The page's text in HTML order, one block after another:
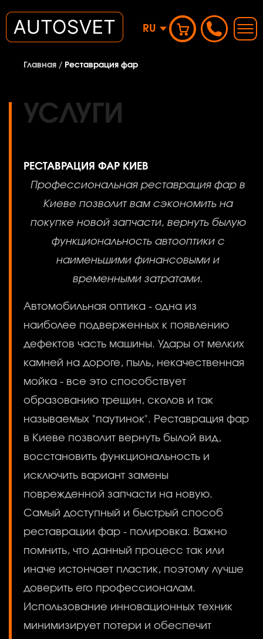
RU
Главная / Реставрация фар
УСЛУГИ
РЕСТАВРАЦИЯ ФАР КИЕВ
Профессиональная реставрация фар в
Киеве позволит вам сэкономить на
покупке новой запчасти, вернуть былую
функциональность автооптики с
наименьшими финансовыми и
временными затратами.
Автомобильная оптика - одна из
наиболее подверженных к появлению
дефектов часть машины. Удары от мелких
камней на дороге, пыль, некачественная
мойка - все это способствует
образованию трещин, сколов и так
называемых "паутинок". Реставрация фар
в Киеве позволит вернуть былой вид,
восстановить функциональность и
исключить вариант замены
поврежденной запчасти на новую.
Самый доступный и быстрый способ
реставрации фар - полировка. Важно
помнить, что данный процесс так или
иначе истончает пластик, поэтому лучше
доверить его профессионалам.
Использование инновационных техник
минимизирует потери и обеспечит